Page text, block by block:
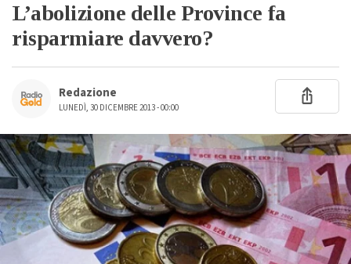
L’abolizione delle Province fa
risparmiare davvero?
Redazione
LUNEDÌ, 30 DICEMBRE 2013 - 00:00